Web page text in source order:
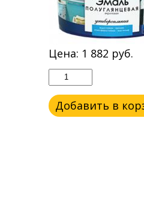
Цена: 1 882 руб.
Добавить в